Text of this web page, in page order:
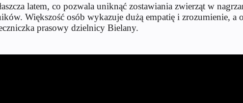
latem, co pozwala uniknąć zostawiania zwierząt w
Większość osób wykazuje dużą empatię i zrozumienie, a
prasowy dzielnicy Bielany.